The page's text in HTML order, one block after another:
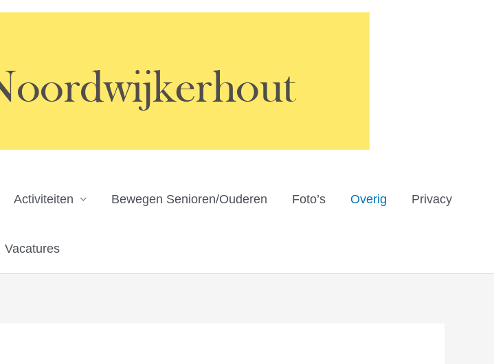
Activiteiten Bewegen Senioren/Ouderen Foto’s Overig Privacy
Vacatures